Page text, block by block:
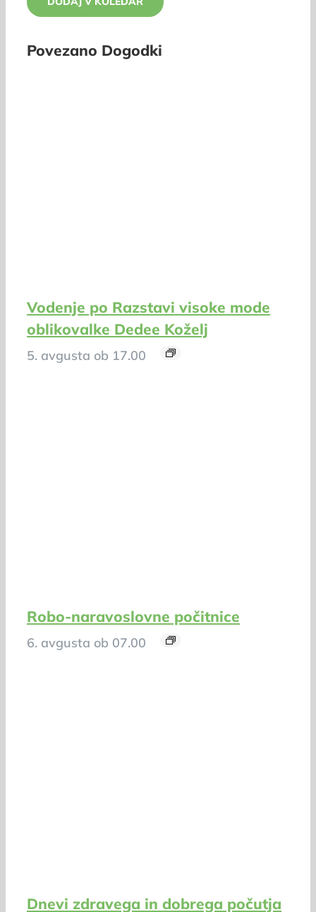
Povezano Dogodki
Vodenje po Razstavi visoke mode
oblikovalke Dedee Koželj
5. avgusta ob 17.00
Robo-naravoslovne počitnice
6. avgusta ob 07.00
Dnevi zdravega in dobrega počutja